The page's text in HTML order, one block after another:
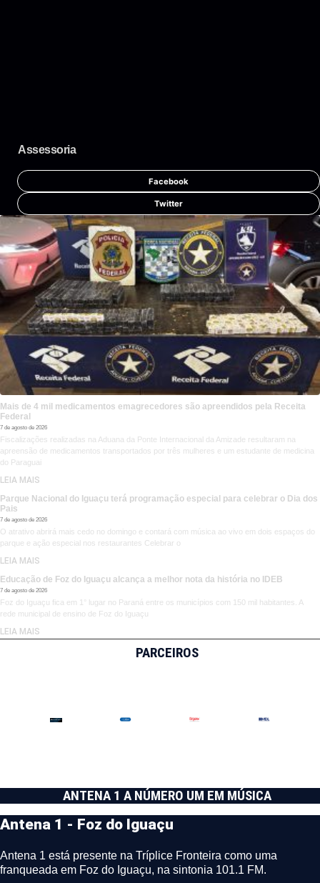
Assessoria
Facebook
Twitter
Mais de 4 mil medicamentos emagrecedores são apreendidos pela Receita
Federal
7 de agosto de 2026
Fiscalizações realizadas na Aduana da Ponte Internacional da Amizade resultaram na
apreensão de medicamentos transportados por três mulheres e um estudante de medicina
do Paraguai
LEIA MAIS
Parque Nacional do Iguaçu terá programação especial para celebrar o Dia dos
Pais
7 de agosto de 2026
O atrativo abrirá mais cedo no domingo e contará com música ao vivo em dois espaços do
parque e ação especial nos restaurantes Celebrar o
LEIA MAIS
Educação de Foz do Iguaçu alcança a melhor nota da história no IDEB
7 de agosto de 2026
Foz do Iguaçu fica em 1° lugar no Paraná entre os municípios com 150 mil habitantes. A
rede municipal de ensino de Foz do Iguaçu
LEIA MAIS
PARCEIROS
ANTENA 1 A NÚMERO UM EM MÚSICA
Antena 1 - Foz do Iguaçu
Antena 1 está presente na Tríplice Fronteira como uma
franqueada em Foz do Iguaçu, na sintonia 101.1 FM.